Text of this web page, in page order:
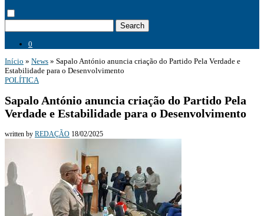
Search
0
Início » News » Sapalo António anuncia criação do Partido Pela Verdade e
Estabilidade para o Desenvolvimento
POLÍTICA
Sapalo António anuncia criação do Partido Pela
Verdade e Estabilidade para o Desenvolvimento
written by REDAÇÃO 18/02/2025